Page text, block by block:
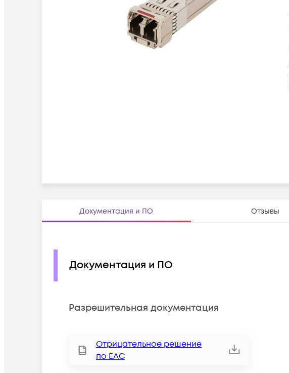
Документация и ПО Отзывы
Документация и ПО
Разрешительная документация
Отрицательное решение
по ЕАС